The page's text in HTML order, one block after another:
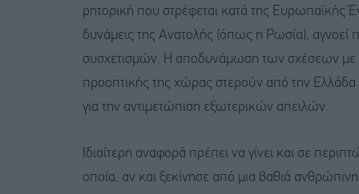
ρητορική που στρέφεται κατά της Ευρωπαϊκής
δυνάμεις της Ανατολής (όπως η Ρωσία), αγνοεί
συσχετισμών. Η αποδυνάμωση των σχέσεων με
προοπτικής της χώρας στερούν από την Ελλάδα
για την αντιμετώπιση εξωτερικών απειλών.
Ιδιαίτερη αναφορά πρέπει να γίνει και σε
οποία, αν και ξεκίνησε από μια βαθιά